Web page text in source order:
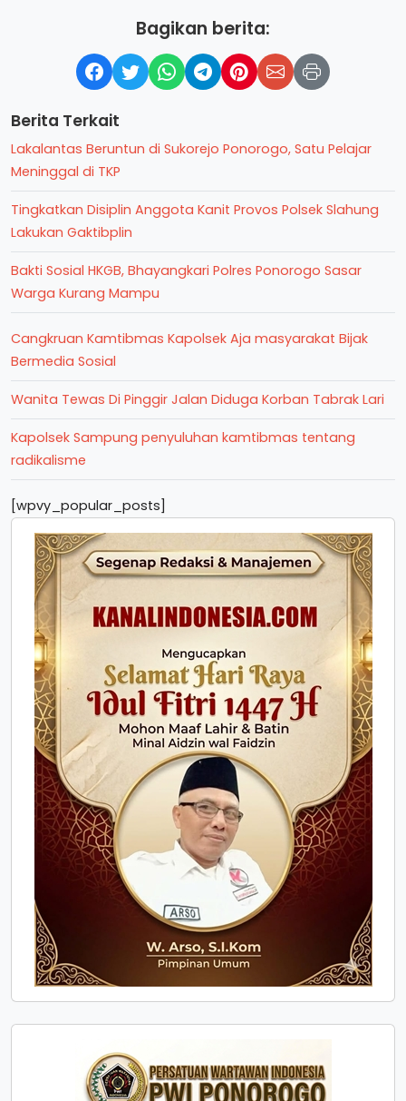
Bagikan berita:
Berita Terkait
Lakalantas Beruntun di Sukorejo Ponorogo, Satu Pelajar
Meninggal di TKP
Tingkatkan Disiplin Anggota Kanit Provos Polsek Slahung
Lakukan Gaktibplin
Bakti Sosial HKGB, Bhayangkari Polres Ponorogo Sasar
Warga Kurang Mampu
Cangkruan Kamtibmas Kapolsek Aja masyarakat Bijak
Bermedia Sosial
Wanita Tewas Di Pinggir Jalan Diduga Korban Tabrak Lari
Kapolsek Sampung penyuluhan kamtibmas tentang
radikalisme
[wpvy_popular_posts]